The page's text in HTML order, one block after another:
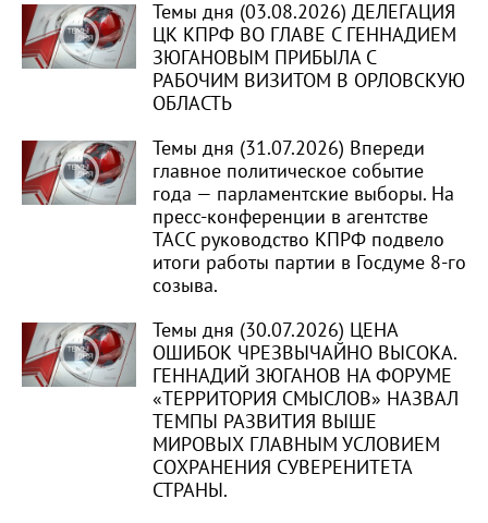
Темы дня (03.08.2026) ДЕЛЕГАЦИЯ
ЦК КПРФ ВО ГЛАВЕ С ГЕННАДИЕМ
ЗЮГАНОВЫМ ПРИБЫЛА С
РАБОЧИМ ВИЗИТОМ В ОРЛОВСКУЮ
ОБЛАСТЬ
Темы дня (31.07.2026) Впереди
главное политическое событие
года — парламентские выборы. На
пресс-конференции в агентстве
ТАСС руководство КПРФ подвело
итоги работы партии в Госдуме 8-го
созыва.
Темы дня (30.07.2026) ЦЕНА
ОШИБОК ЧРЕЗВЫЧАЙНО ВЫСОКА.
ГЕННАДИЙ ЗЮГАНОВ НА ФОРУМЕ
«ТЕРРИТОРИЯ СМЫСЛОВ» НАЗВАЛ
ТЕМПЫ РАЗВИТИЯ ВЫШЕ
МИРОВЫХ ГЛАВНЫМ УСЛОВИЕМ
СОХРАНЕНИЯ СУВЕРЕНИТЕТА
СТРАНЫ.